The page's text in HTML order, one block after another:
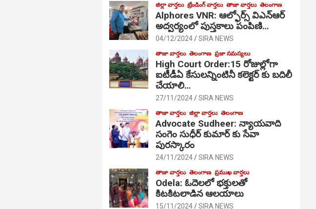
జిల్లా వార్తలు ట్రేండింగ్ వార్తలు తాజా వార్తలు తెలంగాణ
Alphores VNR: ఆల్ఫోర్స్ విఎన్ఆర్
అద్వర్యంలో పుస్తకాలు పంపిణి…
04/12/2024 SIRA NEWS
తాజా వార్తలు తెలంగాణ ప్రజా సమస్యలు
High Court Order:15 రోజుల్లోగా
ఐటీడీఏ కేసులన్నింటినీ కలెక్టర్ కు బదిలీ
చేయాలి…
27/11/2024 SIRA NEWS
తాజా వార్తలు జిల్లా వార్తలు తెలంగాణ
Advocate Sudheer: న్యాయవాది
సంగెం సుధీర్ కుమార్ కు సేవా
పురస్కారం
24/11/2024 SIRA NEWS
తాజా వార్తలు తెలంగాణ ప్రముఖ వార్తలు
Odela: ఓదెల‌లో భక్తులతో
కిటకిటలాడిన ఆల‌యాలు
15/11/2024 SIRA NEWS